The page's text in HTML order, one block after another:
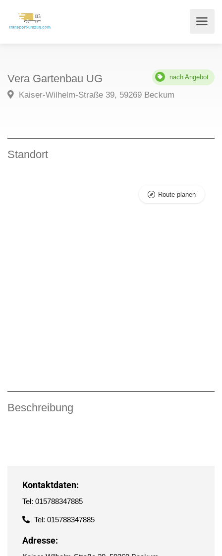
Vera Gartenbau UG nach Angebot
Kaiser-Wilhelm-Straße 39, 59269 Beckum
Standort
Route planen
Beschreibung
Kontaktdaten:
Tel: 015788347885
Tel: 015788347885
Adresse: